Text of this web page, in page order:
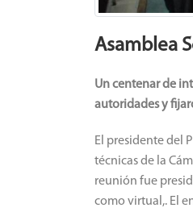
Asamblea
Un centenar de
autoridades y
El presidente del
técnicas de la
reunión fue
como virtual,. El